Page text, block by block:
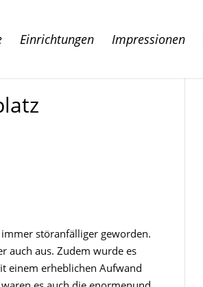
Einrichtungen Impressionen
immer störanfälliger geworden.
auch aus. Zudem wurde es
einem erheblichen Aufwand